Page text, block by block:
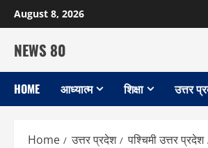
Skip
to
content
August 8, 2026
NEWS 80
HOME आध्यात्म शिक्षा उत्तर
Home उत्तर प्रदेश पश्चिमी उत्तर प्रदेश